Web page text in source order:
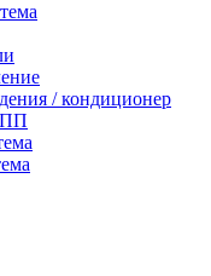
/ кондиционер